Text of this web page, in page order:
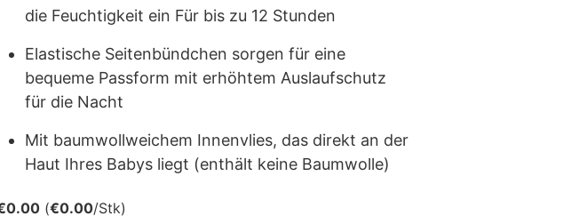
die Feuchtigkeit ein Für bis zu 12 Stunden
Elastische Seitenbündchen sorgen für eine
bequeme Passform mit erhöhtem Auslaufschutz
für die Nacht
Mit baumwollweichem Innenvlies, das direkt an der
Haut Ihres Babys liegt (enthält keine Baumwolle)
0.00 (€0.00/Stk)